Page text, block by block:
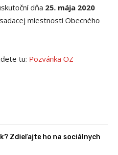
dňa 25. mája 2020
miestnosti Obecného
tu: Pozvánka OZ
Zdieľajte ho na sociálnych